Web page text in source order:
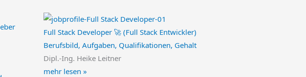
Full Stack Developer 🚀 (Full Stack Entwickler)
Berufsbild, Aufgaben, Qualifikationen, Gehalt
Dipl.-Ing. Heike Leitner
mehr lesen »